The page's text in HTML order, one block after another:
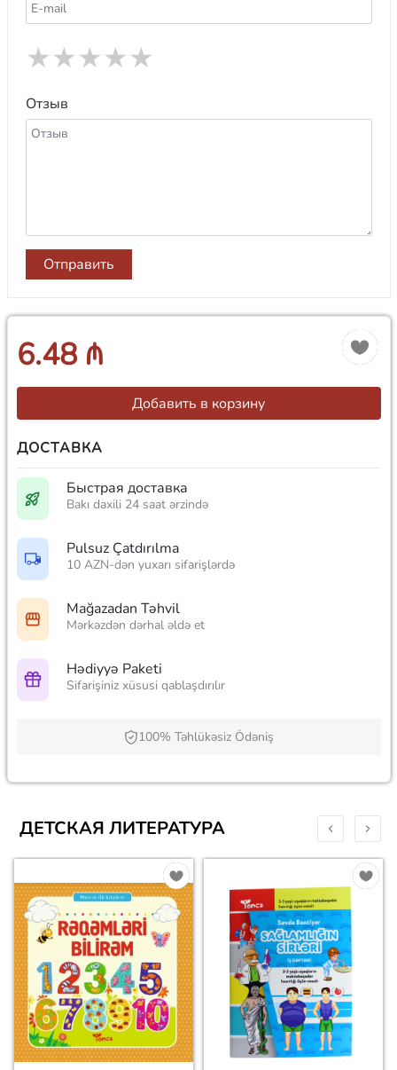
★
★
★
★
★
Отзыв
Отправить
6.48 ₼
Добавить в корзину
ДОСТАВКА
Быстрая доставка
Bakı daxili 24 saat ərzində
Pulsuz Çatdırılma
10 AZN-dən yuxarı sifarişlərdə
Mağazadan Təhvil
Mərkəzdən dərhal əldə et
Hədiyyə Paketi
Sifarişiniz xüsusi qablaşdırılır
100% Təhlükəsiz Ödəniş
ДЕТСКАЯ ЛИТЕРАТУРА